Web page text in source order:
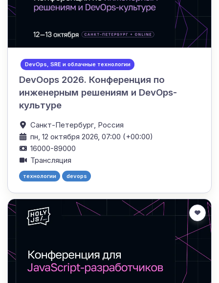
DevOps, SRE и облачные технологии
DevOops 2026. Конференция по
инженерным решениям и DevOps-
культуре
Санкт-Петербург, Россия
пн, 12 октября 2026, 07:00 (+00:00)
16000-89000
Трансляция
технологии devops